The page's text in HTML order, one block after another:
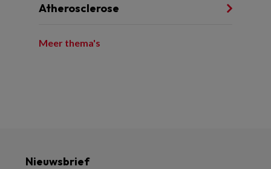
Atherosclerose
Meer thema's
Nieuwsbrief